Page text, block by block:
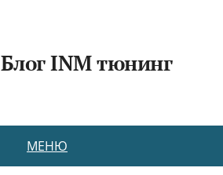
Блог INM тюнинг
МЕНЮ